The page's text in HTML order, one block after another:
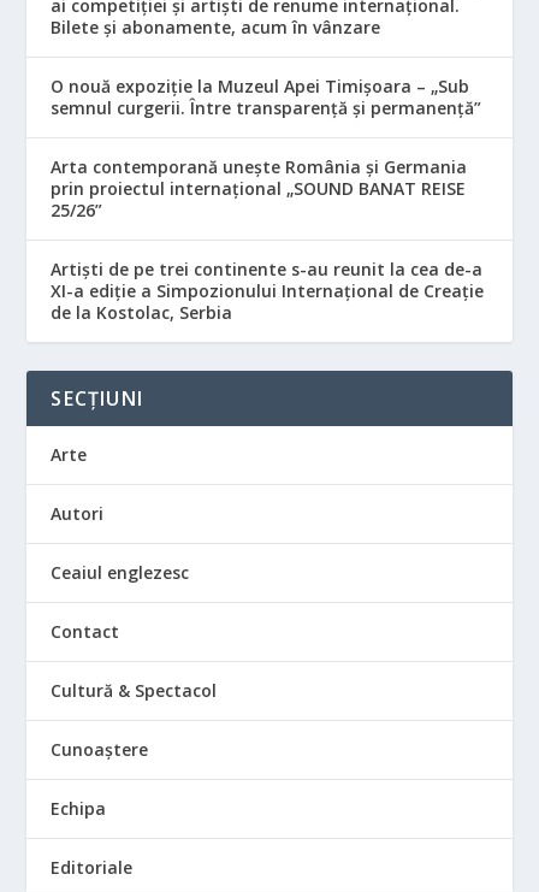
ai competiției și artiști de renume internațional.
Bilete și abonamente, acum în vânzare
O nouă expoziție la Muzeul Apei Timișoara – „Sub
semnul curgerii. Între transparență și permanență”
Arta contemporană unește România și Germania
prin proiectul internațional „SOUND BANAT REISE
25/26”
Artiști de pe trei continente s-au reunit la cea de-a
XI-a ediție a Simpozionului Internațional de Creație
de la Kostolac, Serbia
SECȚIUNI
Arte
Autori
Ceaiul englezesc
Contact
Cultură & Spectacol
Cunoaștere
Echipa
Editoriale